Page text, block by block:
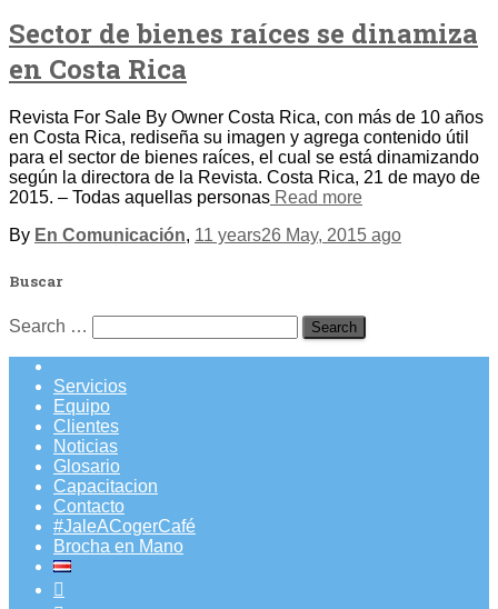
Sector de bienes raíces se dinamiza
en Costa Rica
Revista For Sale By Owner Costa Rica, con más de 10 años
en Costa Rica, rediseña su imagen y agrega contenido útil
para el sector de bienes raíces, el cual se está dinamizando
según la directora de la Revista. Costa Rica, 21 de mayo de
2015. – Todas aquellas personas Read more
By En Comunicación, 11 years26 May, 2015 ago
Buscar
Search
Search …
Servicios
Equipo
Clientes
Noticias
Glosario
Capacitacion
Contacto
#JaleACogerCafé
Brocha en Mano